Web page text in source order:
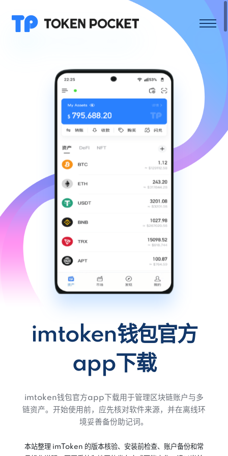
imtoken钱包官方
app下载
imtoken钱包官方app下载用于管理区块链账户与多
链资产。开始使用前，应先核对软件来源，并在离线环
境妥善备份助记词。
本站整理 imToken 的版本核验、安装前检查、账户备份和常